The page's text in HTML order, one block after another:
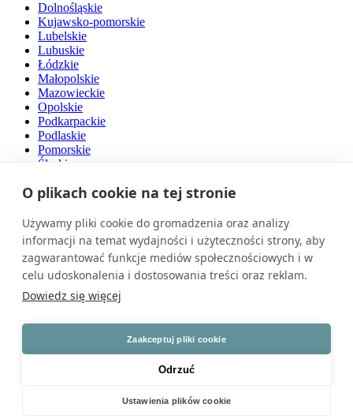
O plikach cookie na tej stronie
Używamy pliki cookie do gromadzenia oraz analizy
informacji na temat wydajności i użyteczności strony, aby
zagwarantować funkcje mediów społecznościowych i w
celu udoskonalenia i dostosowania treści oraz reklam.
Dowiedz się więcej
Zaakceptuj pliki cookie
Odrzuć
Ustawienia plików cookie
Dolnośląskie
Kujawsko-pomorskie
Lubelskie
Lubuskie
Łódzkie
Małopolskie
Mazowieckie
Opolskie
Podkarpackie
Podlaskie
Pomorskie
Śląskie
Warmińsko-mazurskie
Zachodniopomorskie
O nas
Naszą pasją są drzwi. Jesteśmy przedsiębiorstwem rodzinnym z
polskim kapitałem, działającym na rynku od ponad 30 lat.
Zatrudniamy wysokiej klasy specjalistów i dysponujemy
światowy poziom jakości.
Znajdź nas na